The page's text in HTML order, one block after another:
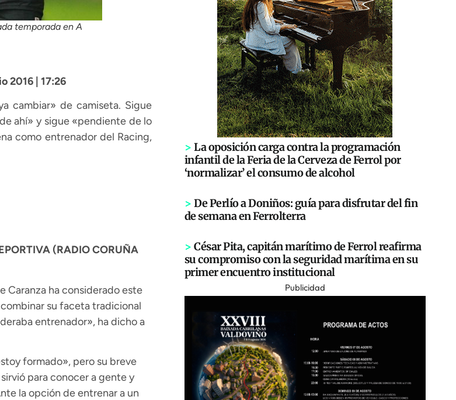
temporada en A
2016 | 17:26
cambiar» de camiseta. Sigue
ahí» y sigue «pendiente de lo
como entrenador del Racing,
(RADIO CORUÑA
Caranza ha considerado este
su faceta tradicional
entrenador», ha dicho a
formado», pero su breve
para conocer a gente y
la opción de entrenar a un
> La oposición carga contra la programación
infantil de la Feria de la Cerveza de Ferrol por
‘normalizar’ el consumo de alcohol
> De Perlío a Doniños: guía para disfrutar del fin
de semana en Ferrolterra
> César Pita, capitán marítimo de Ferrol reafirma
su compromiso con la seguridad marítima en su
primer encuentro institucional
Publicidad